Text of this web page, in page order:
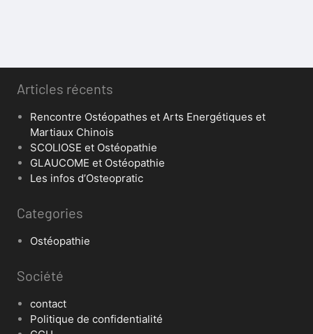
Articles récents
Rencontre Ostéopathes et Arts Energétiques et
Martiaux Chinois
SCOLIOSE et Ostéopathie
GLAUCOME et Ostéopathie
Les infos d’Osteopratic
Categories
Ostéopathie
Société
contact
Politique de confidentialité